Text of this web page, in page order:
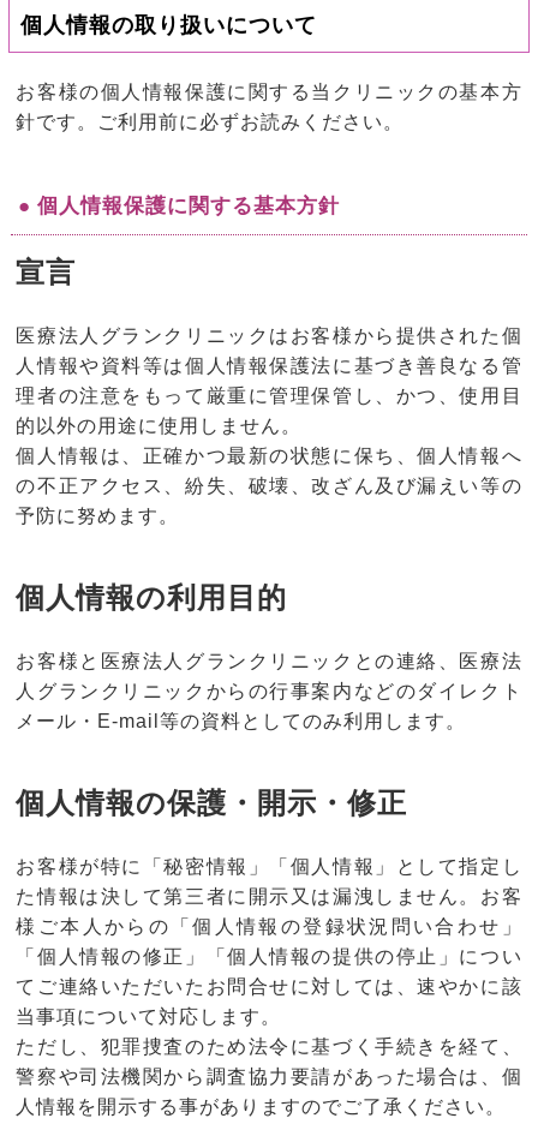
個人情報の取り扱いについて
お客様の個人情報保護に関する当クリニックの基本方
針です。ご利用前に必ずお読みください。
● 個人情報保護に関する基本方針
宣言
医療法人グランクリニックはお客様から提供された個
人情報や資料等は個人情報保護法に基づき善良なる管
理者の注意をもって厳重に管理保管し、かつ、使用目
的以外の用途に使用しません。
個人情報は、正確かつ最新の状態に保ち、個人情報へ
の不正アクセス、紛失、破壊、改ざん及び漏えい等の
予防に努めます。
個人情報の利用目的
お客様と医療法人グランクリニックとの連絡、医療法
人グランクリニックからの行事案内などのダイレクト
メール・E-mail等の資料としてのみ利用します。
個人情報の保護・開示・修正
お客様が特に「秘密情報」「個人情報」として指定し
た情報は決して第三者に開示又は漏洩しません。お客
様ご本人からの「個人情報の登録状況問い合わせ」
「個人情報の修正」「個人情報の提供の停止」につい
てご連絡いただいたお問合せに対しては、速やかに該
当事項について対応します。
ただし、犯罪捜査のため法令に基づく手続きを経て、
警察や司法機関から調査協力要請があった場合は、個
人情報を開示する事がありますのでご了承ください。